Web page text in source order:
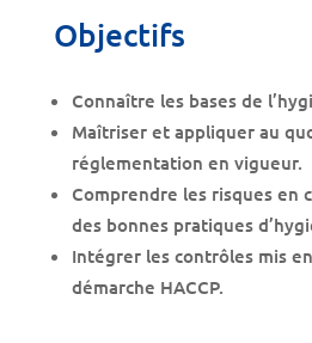
Objectifs
Connaître les bases de
Maîtriser et appliquer au
réglementation en vigueur.
Comprendre les risques en
des bonnes pratiques
Intégrer les contrôles mis
démarche HACCP.